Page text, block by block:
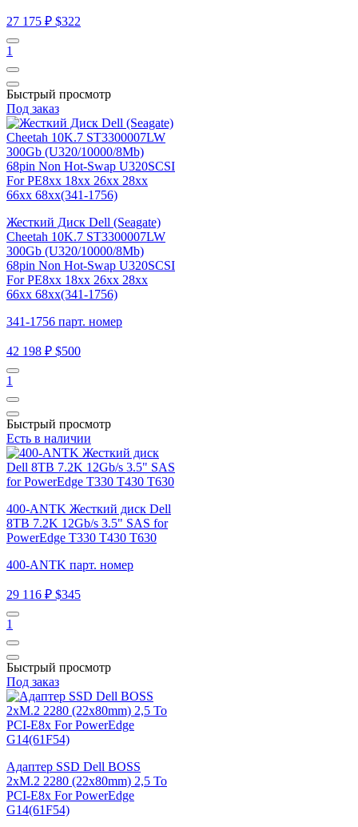
27 175 ₽ $322
1
Быстрый просмотр
Под заказ
Жесткий Диск Dell (Seagate)
Cheetah 10K.7 ST3300007LW
300Gb (U320/10000/8Mb)
68pin Non Hot-Swap U320SCSI
For PE8xx 18xx 26xx 28xx
66xx 68xx(341-1756)
341-1756 парт. номер
42 198 ₽ $500
1
Быстрый просмотр
Есть в наличии
400-ANTK Жесткий диск Dell
8TB 7.2K 12Gb/s 3.5" SAS for
PowerEdge T330 T430 T630
400-ANTK парт. номер
29 116 ₽ $345
1
Быстрый просмотр
Под заказ
Адаптер SSD Dell BOSS
2xM.2 2280 (22x80mm) 2,5 To
PCI-E8x For PowerEdge
G14(61F54)